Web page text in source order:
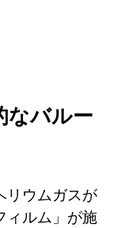
なバルー
リウムガスが
ィルム」が施